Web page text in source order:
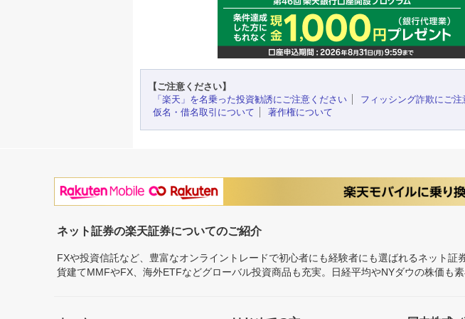
【ご注意ください】
「楽天」を名乗った投資勧誘にご注意ください
フィッシング詐欺にご注
仮名・借名取引について
著作権について
ネット証券の楽天証券についてのご紹介
FXや投資信託など、豊富なオンライントレードで初心者にも経験者にも選ばれるネット
貨建てMMFやFX、海外ETFなどグローバル投資商品も充実。日経平均やNYダウの株価も素